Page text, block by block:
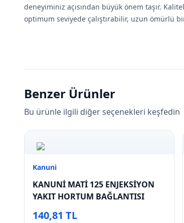
deneyiminiz açısından büyük önem taşır.
optimum seviyede çalıştırabilir, uzun ömürlü
Benzer Ürünler
Bu ürünle ilgili diğer seçenekleri keşfedin
Kanuni
KANUNİ MATİ 125 ENJEKSİYON
YAKIT HORTUM BAĞLANTISI
140,81 TL